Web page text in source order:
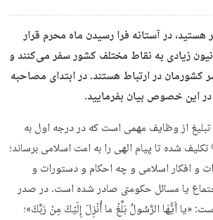
در آستانه فرا رسیدن ماه محرم قرار
زیادی به نقاط مختلف کشور سفر می‌کنند و
کشورمان در ارتباط هستند. در ابتدای مصاحبه
این خصوص بیان بفرمایید.
از وظایف مهمی است که در درجه اول به
تکلیف شده تا پیام الهی را به امت اسلامی برساند؛
و افکار اسلامی و چه احکام و دستورات و
یا مسائل حکومتی صادر شده است. در صدر
«يا أَيُّهَا الرَّسُولُ بَلِّغْ ما أُنْزِلَ إِلَيْكَ مِنْ رَبِّكَ»؛